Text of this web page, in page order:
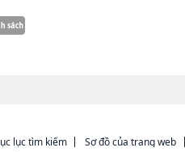
lục tìm kiếm
Sơ đồ của trang web